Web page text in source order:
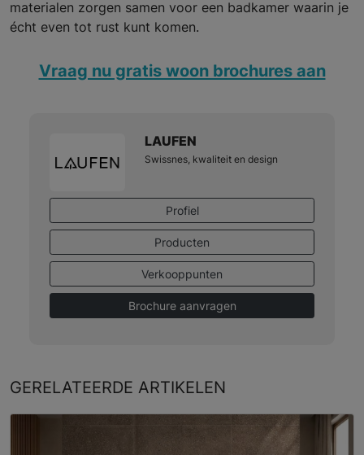
materialen zorgen samen voor een badkamer waarin je
écht even tot rust kunt komen.
Vraag nu gratis woon brochures aan
LAUFEN
Swissnes, kwaliteit en design
Profiel
Producten
Verkooppunten
Brochure aanvragen
GERELATEERDE ARTIKELEN